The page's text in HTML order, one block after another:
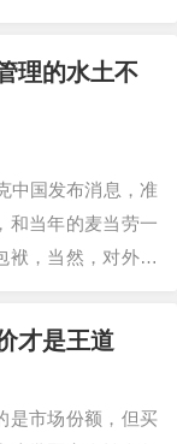
头，2024年大家开
，2025年，在品牌
便打的，如果…
理的水土不
中国发布消息，准
和当年的麦当劳一
袱，当然，对外说
评估了包括国内
在投资者的兴趣。
出境，可比麦当劳
克新任CEO说，他
才是王道
是市场份额，但买